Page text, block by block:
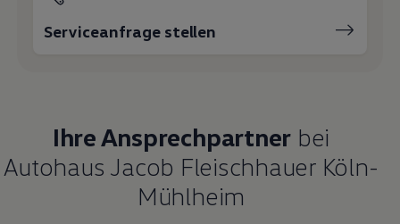
Serviceanfrage stellen
Ihre Ansprechpartner bei
Autohaus Jacob Fleischhauer Köln-
Mühlheim